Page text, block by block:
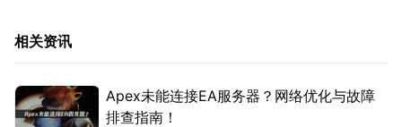
相关资讯
Apex未能连接EA服务器？网络优化与故障
排查指南！